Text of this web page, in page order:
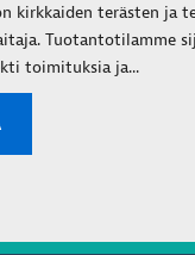
kirkkaiden terästen ja
Tuotantotilamme
toimituksia ja...